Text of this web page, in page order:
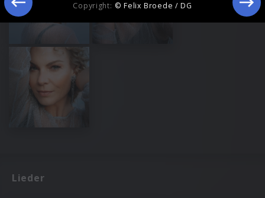
Lieder
Copyright: © Felix Broede / DG